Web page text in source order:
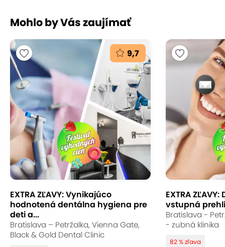
dôležitou súčasťou bežnej starostlivosti o ústnu
Výhody starostlivosti v Dental
Pohotovosť
Klinika prijíma nových pacientov aj urgentné
prípady bez čakania – stačí zavolať24/7a
dohodnúť si termín. Dental Pohotovosť kombinuje
preventívnu, estetickú aj urgentnú starostlivosť pod
jednou strechou, takže všetko, čo vaše zuby
potrebujú, riešite pohodlne na jednom mieste.
Mohlo by Vás zaujímať
9,7
EXTRA ZĽAVY: Vynikajúco
hodnotená dentálna hygiena pre
deti a...
Bratislava – Petržalka, Vienna Gate,
Black & Gold Dental Clinic
EXTRA
vstupná
Bratislava -
- zubná klinika
82 % zľava